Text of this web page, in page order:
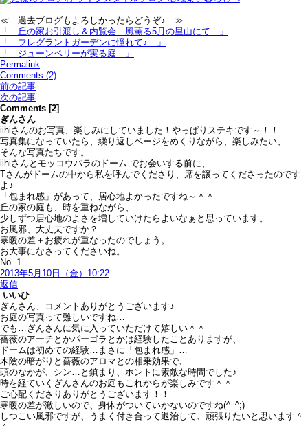
≪ 過去ブログもよろしかったらどうぞ♪ ≫
「 丘の家お引渡し＆内覧会＿風薫る5月の里山にて 」
「 フレグラントガーデンに憧れて♪ 」
「 ジューンベリーが実る庭 」
Permalink
Comments (2)
前の記事
次の記事
Comments [2]
ぎんさん
iihiさんのお写真、楽しみにしていました！やっぱりステキです～！！
写真集になっていたら、繰り返しページをめくりながら、楽しみたい、
そんな写真たちです。
iihiさんとモッコウバラのドーム でお会いする前に、
Tさんがドームの中から私を呼んでくださり、席を譲ってくださったのです
よ♪
「包まれ感」があって、居心地よかったですね～＾＾
丘の家の庭も、時を重ねながら、
少しずつ居心地のよさを増していけたらよいなぁと思っています。
お風邪、大丈夫ですか？
寒暖の差＋お疲れが重なったのでしょう。
お大事になさってくださいね。
No. 1
2013年5月10日（金）10:22
返信
いいひ
ぎんさん、コメントありがとうございます♪
お庭の写真って難しいですね…
でも…ぎんさんに気に入っていただけて嬉しい＾＾
薔薇のアーチとかパーゴラとかは経験したことありますが、
ドームは初めての経験…まさに「包まれ感」…
木陰の暗がりと薔薇のアロマとの相乗効果で、
頭のなかが、シン…と鎮まり、ホントに素敵な時間でした♪
時を経ていくぎんさんのお庭もこれからが楽しみです＾＾
ご心配くださりありがとうございます！！
寒暖の差が激しいので、身体がついていかないのですね(^_^;)
しつこい風邪ですが、うまく付き合って退治して、頑張りたいと思います＾